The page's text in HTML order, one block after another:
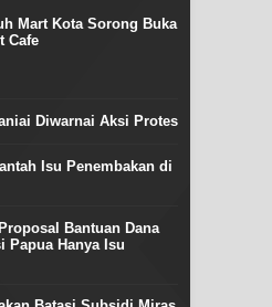
Mart Kota Sorong Buka
Cafe
Diwarnai Aksi Protes
Isu Penembakan di
Bantuan Dana
Papua Hanya Isu